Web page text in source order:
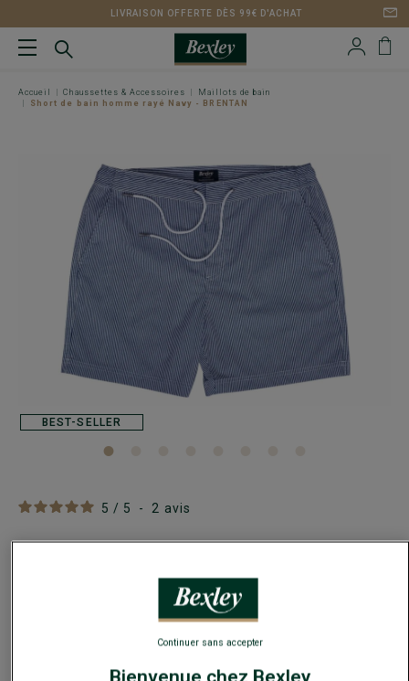
LIVRAISON OFFERTE DÈS 99€ D'ACHAT
Accueil Chaussettes & Accessoires
Maillots de bain
Short de bain homme rayé Navy - BRENTAN
5 / 5 - 2 avis
Short de bain homme rayé Navy - BRENTAN
39,00 € PRIX D'ÉTÉ
Payez en plusieurs fois dès 199€ d'achat
BEST-SELLER
Continuer sans accepter